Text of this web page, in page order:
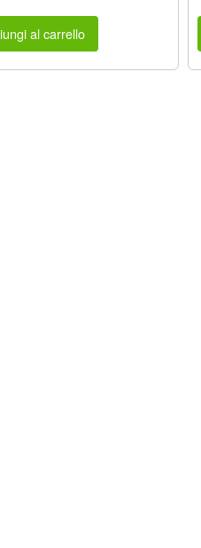
al carrello